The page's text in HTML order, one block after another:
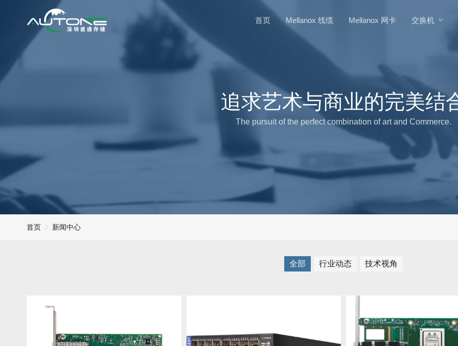
首页 Mellanox 线缆 Mellanox 网卡 交换机
追求艺术与商业的完美结
The pursuit of the perfect combination of art and Commerce.
首页 新闻中心
全部 行业动态 技术视角